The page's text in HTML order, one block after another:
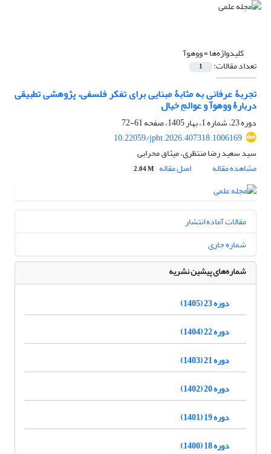
کلیدواژه‌ها =ووهوآ
تعداد مقالات: 1
تجربۀ عرفانی به ‌مثابۀ مبنایی برای تفکر فلسفی، پژوهشی تطبیقی
دربارۀ ووهوآ و عوالمِ خیال
دوره 23، شماره 1، بهار 1405، صفحه
61-72
10.22059/jpht.2026.407318.1006169
سید سعید رضا منتظری، میثاق محرابی
مشاهده مقاله
اصل مقاله 2.04 M
مقالات آماده انتشار
شماره جاری
شماره‌های پیشین نشریه
دوره 23 (1405)
دوره 22 (1404)
دوره 21 (1403)
دوره 20 (1402)
دوره 19 (1401)
دوره 18 (1400)